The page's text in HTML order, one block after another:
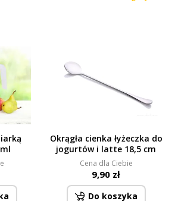
Okrągła cienka łyżeczka do
jogurtów i latte 18,5 cm
Cena dla Ciebie
9,90 zł
Do koszyka